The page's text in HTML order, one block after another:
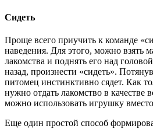
Сидеть
Проще всего приучить к команде
наведения. Для этого, можно взять
лакомства и поднять его над
назад, произнести «сидеть».
питомец инстинктивно сядет. Как
нужно отдать лакомство в качестве
можно использовать игрушку
Еще один простой способ